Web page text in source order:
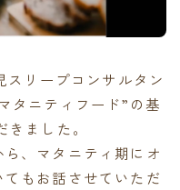
リープコンサルタン
タニティフード”の基
ました。
、マタニティ期にオ
もお話させていただ